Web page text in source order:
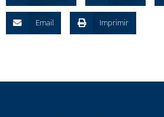
Email Imprimir